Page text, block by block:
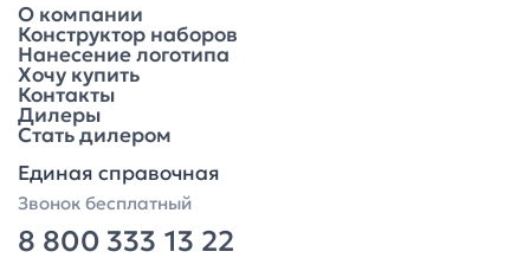
О компании
Конструктор наборов
Нанесение логотипа
Хочу купить
Контакты
Дилеры
Стать дилером
Единая справочная
Звонок бесплатный
8 800 333 13 22